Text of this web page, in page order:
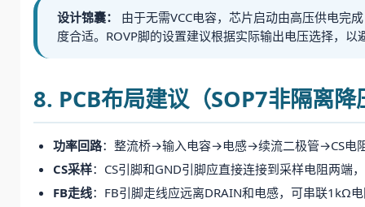
设计锦囊：
由于无需VCC电容，芯片启动由高压供电完
度合适。ROVP脚的设置建议根据实际输出电压选择，以
8. PCB布局建议（SOP7非隔离降
功率回路：整流桥→输入电容→电感→续流二极管→CS电
CS采样：CS引脚和GND引脚应直接连接到采样电阻两端
FB走线：FB引脚走线应远离DRAIN和电感，可串联1kΩ